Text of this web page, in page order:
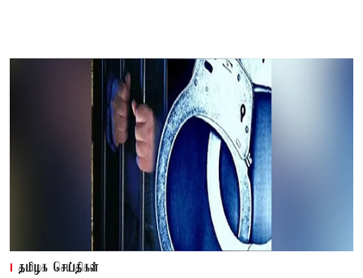
தமிழக செய்திகள்